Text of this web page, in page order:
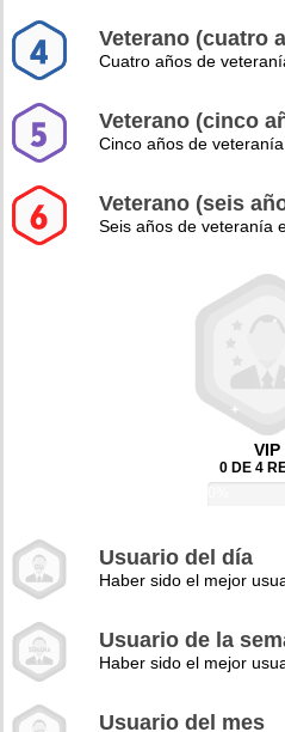
Veterano (cuatro
Cuatro años de
Veterano (cinco
Cinco años de
Veterano (seis
Seis años de veteranía
VIP
0 DE 4
Usuario del día
Haber sido el mejor
Usuario de la
Haber sido el mejor
Usuario del mes